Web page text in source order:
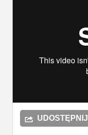
UDOSTĘPNIJ